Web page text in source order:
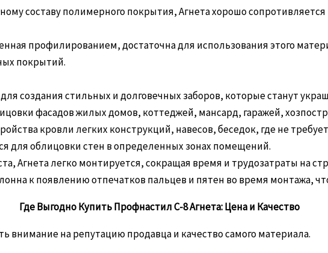
составу полимерного покрытия, Агнета хорошо
профилированием, достаточна для использования этого
покрытий.
создания стильных и долговечных заборов, которые станут
фасадов жилых домов, коттеджей, мансард, гаражей,
кровли легких конструкций, навесов, беседок, где не
для облицовки стен в определенных зонах помещений.
Агнета легко монтируется, сокращая время и трудозатраты на
к появлению отпечатков пальцев и пятен во время монтажа,
Где Выгодно Купить Профнастил С-8 Агнета: Цена и Качество
внимание на репутацию продавца и качество самого материала.